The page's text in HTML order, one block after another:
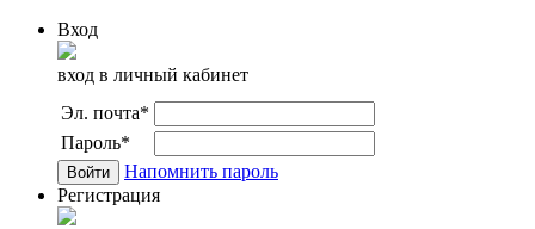
Вход
вход в личный кабинет
Эл. почта*
Пароль*
Напомнить пароль
Регистрация